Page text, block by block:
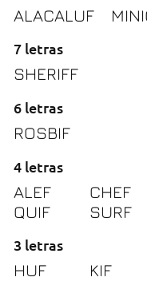
ALACALUF
7 letras
SHERIFF
6 letras
ROSBIF
4 letras
ALEF CHEF
QUIF
SURF
3 letras
HUF KIF